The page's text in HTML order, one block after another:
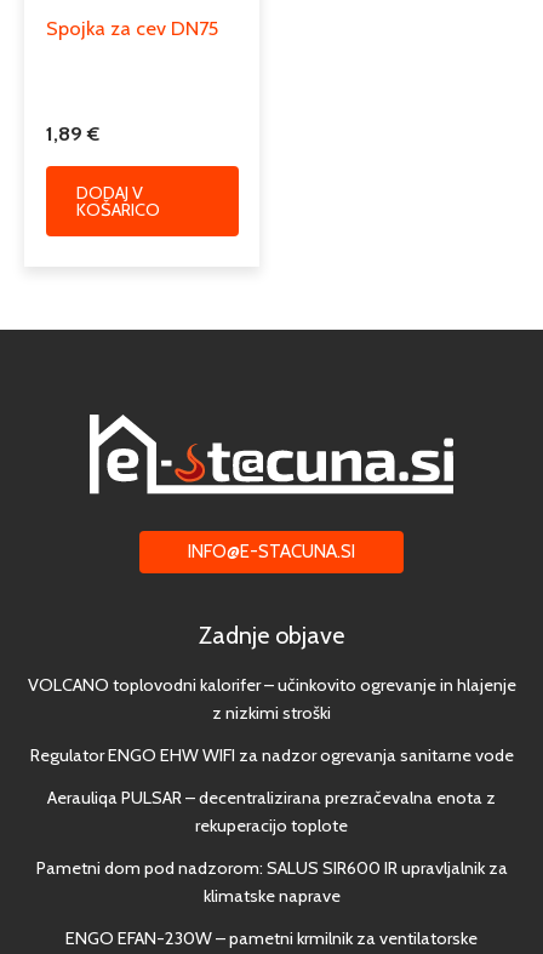
Spojka za cev DN75
1,89€
DODAJ V
KOŠARICO
INFO@E-STACUNA.SI
Zadnje objave
VOLCANO toplovodni kalorifer – učinkovito ogrevanje in hlajenje
z nizkimi stroški
Regulator ENGO EHW WIFI za nadzor ogrevanja sanitarne vode
Aerauliqa PULSAR – decentralizirana prezračevalna enota z
rekuperacijo toplote
Pametni dom pod nadzorom: SALUS SIR600 IR upravljalnik za
klimatske naprave
ENGO EFAN-230W – pametni krmilnik za ventilatorske